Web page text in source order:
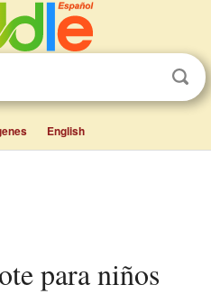
English
para niños